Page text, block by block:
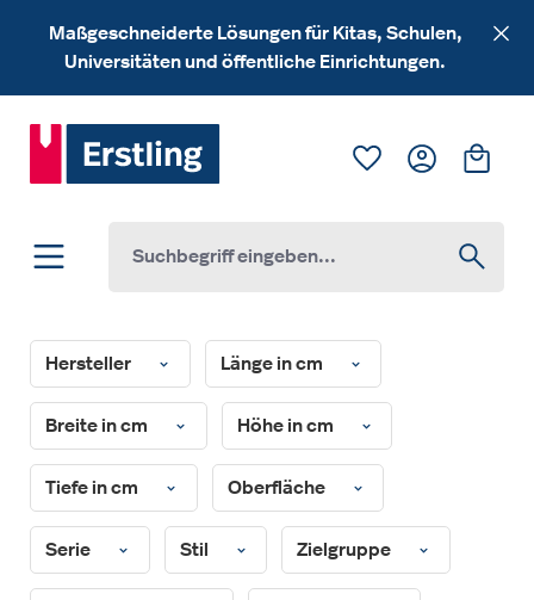
Zum Hauptinhalt springen
Maßgeschneiderte Lösungen für Kitas, Schulen,
Universitäten und öffentliche Einrichtungen.
Du hast 0
Hersteller Länge in cm
Breite in cm Höhe in cm
Tiefe in cm Oberfläche
Serie Stil Zielgruppe